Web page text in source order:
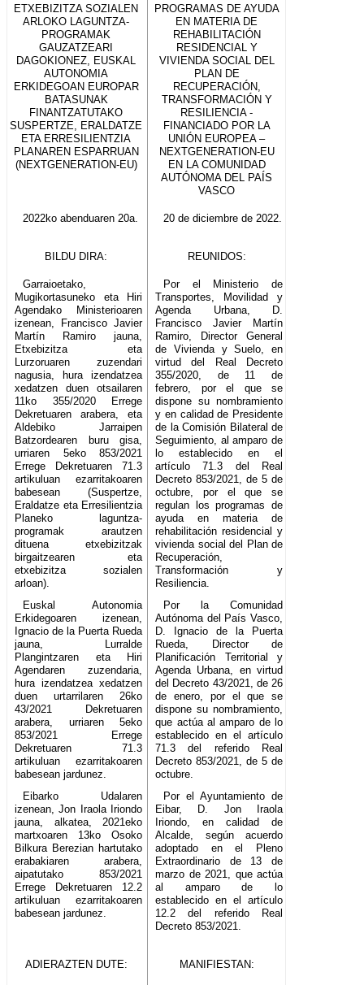
ETXEBIZITZA SOZIALEN
ARLOKO LAGUNTZA-
PROGRAMAK
GAUZATZEARI
DAGOKIONEZ, EUSKAL
AUTONOMIA
ERKIDEGOAN EUROPAR
BATASUNAK
FINANTZATUTAKO
SUSPERTZE, ERALDATZE
ETA ERRESILIENTZIA
PLANAREN ESPARRUAN
(NEXTGENERATION-EU)
PROGRAMAS DE AYUDA
EN MATERIA DE
REHABILITACIÓN
RESIDENCIAL Y
VIVIENDA SOCIAL DEL
PLAN DE
RECUPERACIÓN,
TRANSFORMACIÓN Y
RESILIENCIA -
FINANCIADO POR LA
UNIÓN EUROPEA –
NEXTGENERATION-EU
EN LA COMUNIDAD
AUTÓNOMA DEL PAÍS
VASCO
2022ko abenduaren 20a. 20 de diciembre de 2022.
BILDU DIRA: REUNIDOS:
Garraioetako,
Mugikortasuneko eta Hiri
Agendako Ministerioaren
izenean, Francisco Javier
Martín Ramiro jauna,
Etxebizitza eta
Lurzoruaren zuzendari
nagusia, hura izendatzea
xedatzen duen otsailaren
11ko 355/2020 Errege
Dekretuaren arabera, eta
Aldebiko Jarraipen
Batzordearen buru gisa,
urriaren 5eko 853/2021
Errege Dekretuaren 71.3
artikuluan ezarritakoaren
babesean (Suspertze,
Eraldatze eta Erresilientzia
Planeko laguntza-
programak arautzen
dituena etxebizitzak
birgaitzearen eta
etxebizitza sozialen
arloan).
Por el Ministerio de
Transportes, Movilidad y
Agenda Urbana, D.
Francisco Javier Martín
Ramiro, Director General
de Vivienda y Suelo, en
virtud del Real Decreto
355/2020, de 11 de
febrero, por el que se
dispone su nombramiento
y en calidad de Presidente
de la Comisión Bilateral de
Seguimiento, al amparo de
lo establecido en el
artículo 71.3 del Real
Decreto 853/2021, de 5 de
octubre, por el que se
regulan los programas de
ayuda en materia de
rehabilitación residencial y
vivienda social del Plan de
Recuperación,
Transformación y
Resiliencia.
Euskal Autonomia
Erkidegoaren izenean,
Ignacio de la Puerta Rueda
jauna, Lurralde
Plangintzaren eta Hiri
Agendaren zuzendaria,
hura izendatzea xedatzen
duen urtarrilaren 26ko
43/2021 Dekretuaren
arabera, urriaren 5eko
853/2021 Errege
Dekretuaren 71.3
artikuluan ezarritakoaren
babesean jardunez.
Por la Comunidad
Autónoma del País Vasco,
D. Ignacio de la Puerta
Rueda, Director de
Planificación Territorial y
Agenda Urbana, en virtud
del Decreto 43/2021, de 26
de enero, por el que se
dispone su nombramiento,
que actúa al amparo de lo
establecido en el artículo
71.3 del referido Real
Decreto 853/2021, de 5 de
octubre.
Eibarko Udalaren
izenean, Jon Iraola Iriondo
jauna, alkatea, 2021eko
martxoaren 13ko Osoko
Bilkura Berezian hartutako
erabakiaren arabera,
aipatutako 853/2021
Errege Dekretuaren 12.2
artikuluan ezarritakoaren
babesean jardunez.
Por el Ayuntamiento de
Eibar, D. Jon Iraola
Iriondo, en calidad de
Alcalde, según acuerdo
adoptado en el Pleno
Extraordinario de 13 de
marzo de 2021, que actúa
al amparo de lo
establecido en el artículo
12.2 del referido Real
Decreto 853/2021.
ADIERAZTEN DUTE: MANIFIESTAN: